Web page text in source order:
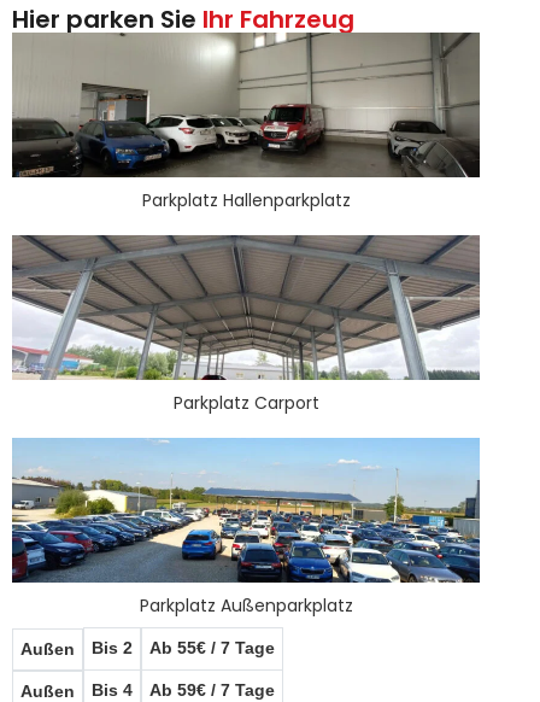
Außen Bis 2 Ab 55€ / 7 Tage
Außen Bis 4 Ab 59€ / 7 Tage
Hier parken Sie Ihr Fahrzeug
Parkplatz Hallenparkplatz
Parkplatz Carport
Parkplatz Außenparkplatz